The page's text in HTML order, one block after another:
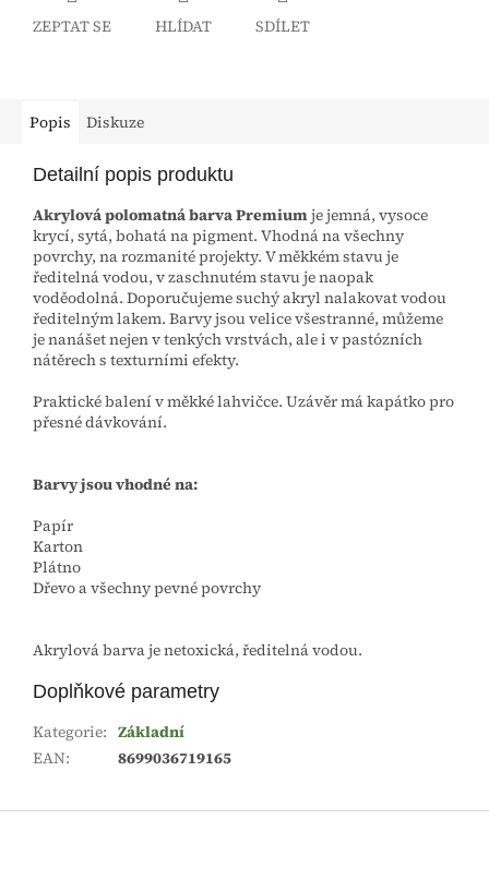
ZEPTAT SE HLÍDAT SDÍLET
Popis Diskuze
Detailní popis produktu
Akrylová polomatná barva Premiumje jemná, vysoce
krycí, sytá, bohatá na pigment. Vhodná na všechny
povrchy, na rozmanité projekty. V měkkém stavu je
ředitelná vodou, v zaschnutém stavu je naopak
voděodolná. Doporučujeme suchý akryl nalakovat vodou
ředitelným lakem. Barvy jsou velice všestranné, můžeme
je nanášet nejen v tenkých vrstvách, ale i v pastózních
nátěrech s texturními efekty.
Praktické balení v měkké lahvičce. Uzávěr má kapátko pro
přesné dávkování.
Barvy jsou vhodné na:
Papír
Karton
Plátno
Dřevo a všechny pevné povrchy
Akrylová barva je netoxická, ředitelná vodou.
Doplňkové parametry
Kategorie: Základní
EAN: 8699036719165